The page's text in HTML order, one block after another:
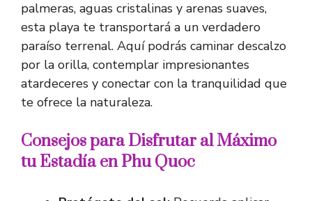
palmeras, aguas cristalinas y arenas suaves,
esta playa te transportará a un verdadero
paraíso terrenal. Aquí podrás caminar descalzo
por la orilla, contemplar impresionantes
atardeceres y conectar con la tranquilidad que
te ofrece la naturaleza.
Consejos para Disfrutar al Máximo
tu Estadía en Phu Quoc